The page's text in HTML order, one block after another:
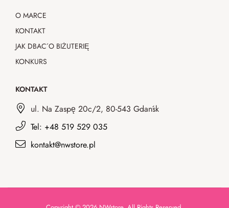
O MARCE
KONTAKT
JAK DBAĆ O BIŻUTERIĘ
KONKURS
KONTAKT
ul. Na Zaspę 20c/2, 80-543 Gdańsk
Tel: +48 519 529 035
kontakt@nwstore.pl